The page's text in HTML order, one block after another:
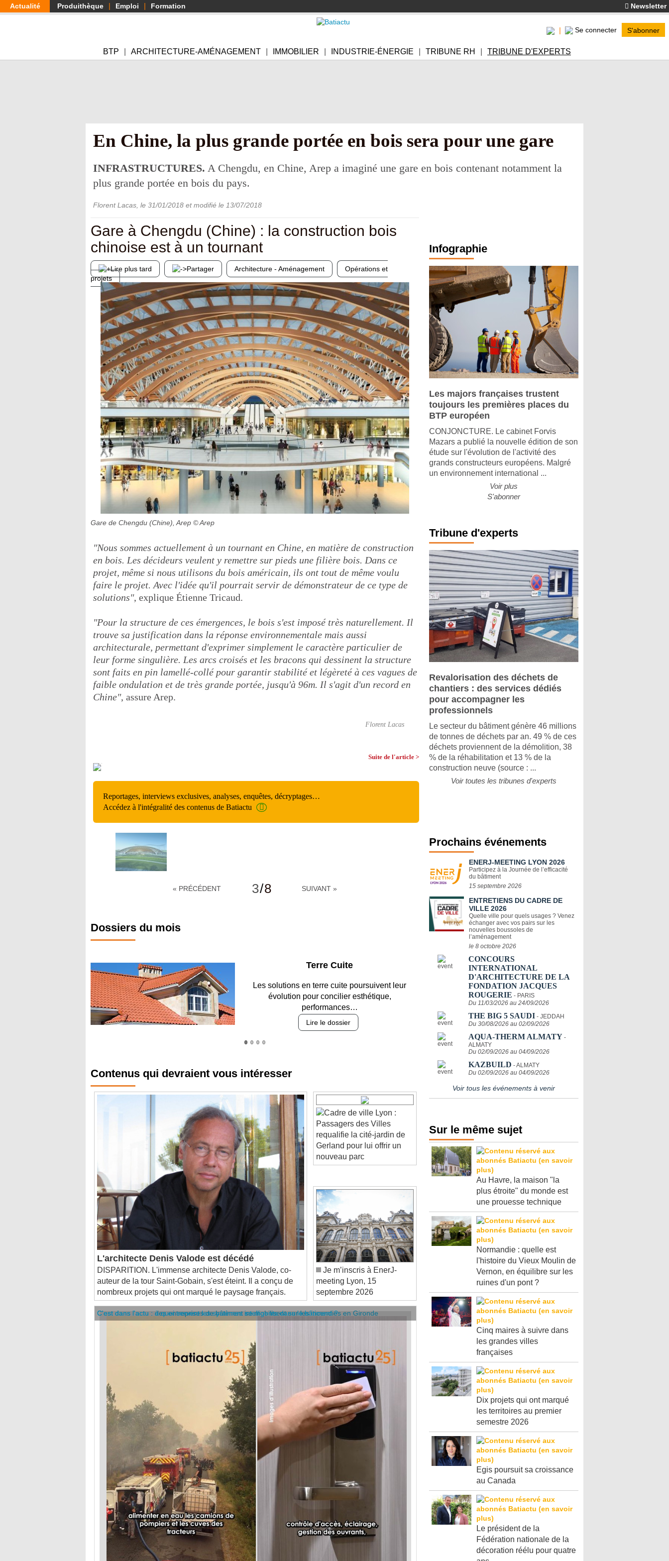
Aller
au
Actualité Produithèque Emploi Formation Newsletter
Se connecter S'abonner
BTP ARCHITECTURE-AMÉNAGEMENT IMMOBILIER INDUSTRIE-ÉNERGIE TRIBUNE RH TRIBUNE D'EXPERTS
En Chine, la plus grande portée en bois sera pour une gare
INFRASTRUCTURES. A Chengdu, en Chine, Arep a imaginé une gare en bois contenant notamment la
plus grande portée en bois du pays.
Florent Lacas , le 31/01/2018 et modifié le 13/07/2018
Gare à Chengdu (Chine) : la construction bois
chinoise est à un tournant
Lire plus tard Partager Architecture - Aménagement
Opérations et
projets
Gare de Chengdu (Chine), Arep © Arep
"Nous sommes actuellement à un tournant en Chine, en matière de construction
en bois. Les décideurs veulent y remettre sur pieds une filière bois. Dans ce
projet, même si nous utilisons du bois américain, ils ont tout de même voulu
faire le projet. Avec l'idée qu'il pourrait servir de démonstrateur de ce type de
solutions", explique Étienne Tricaud.
"Pour la structure de ces émergences, le bois s'est imposé très naturellement. Il
trouve sa justification dans la réponse environnementale mais aussi
architecturale, permettant d'exprimer simplement le caractère particulier de
leur forme singulière. Les arcs croisés et les bracons qui dessinent la structure
sont faits en pin lamellé-collé pour garantir stabilité et légèreté à ces vagues de
faible ondulation et de très grande portée, jusqu'à 96m. Il s'agit d'un record en
Chine", assure Arep.
Florent Lacas
Suite de l'article >
Reportages, interviews exclusives, analyses, enquêtes, décryptages…
Accédez à l'intégralité des contenus de Batiactu
« PRÉCÉDENT 3/8 SUIVANT »
Dossiers du mois
Parking et garages
Entre circulation, sécurisation des accès, durabilité
des revêtements et intégration…
Lire le dossier
L'architecte Denis Valode est décédé
DISPARITION. L'immense architecte Denis Valode, co-
auteur de la tour Saint-Gobain, s'est éteint. Il a conçu de
nombreux projets qui ont marqué le paysage français.
Passagers des Villes
requalifie la cité-jardin de
Gerland pour lui offrir un
nouveau parc
Je m’inscris à EnerJ-
meeting Lyon, 15
septembre 2026
C'est dans l'actu : des entreprises de bâtiment se mobilisent sur les incendies en Gironde
C'est dans l'actu : à quoi servent les systèmes intelligents dans le bâtiment ?
Infographie
Les majors françaises trustent
toujours les premières places du
BTP européen
CONJONCTURE. Le cabinet Forvis
Mazars a publié la nouvelle édition de son
étude sur l'évolution de l'activité des
grands constructeurs européens. Malgré
un environnement international ...
Voir plus
S'abonner
Tribune d'experts
Revalorisation des déchets de
chantiers : des services dédiés
pour accompagner les
professionnels
Le secteur du bâtiment génère 46 millions
de tonnes de déchets par an. 49 % de ces
déchets proviennent de la démolition, 38
% de la réhabilitation et 13 % de la
construction neuve (source : ...
Voir toutes les tribunes d'experts
Prochains événements
ENERJ-MEETING LYON 2026
Participez à la Journée de l’efficacité
du bâtiment
15 septembre 2026
ENTRETIENS DU CADRE DE
VILLE 2026
Quelle ville pour quels usages ? Venez
échanger avec vos pairs sur les
nouvelles boussoles de
l’aménagement
le 8 octobre 2026
CONCOURS
INTERNATIONAL
D'ARCHITECTURE DE LA
FONDATION JACQUES
ROUGERIE - PARIS
Du 11/03/2026 au 24/09/2026
THE BIG 5 SAUDI - JEDDAH
Du 30/08/2026 au 02/09/2026
AQUA-THERM ALMATY -
ALMATY
Du 02/09/2026 au 04/09/2026
KAZBUILD - ALMATY
Du 02/09/2026 au 04/09/2026
Voir tous les événements à venir
Sur le même sujet
Au Havre, la maison "la
plus étroite" du monde est
une prouesse technique
Normandie : quelle est
l'histoire du Vieux Moulin de
Vernon, en équilibre sur les
ruines d'un pont ?
Cinq maires à suivre dans
les grandes villes
françaises
Dix projets qui ont marqué
les territoires au premier
semestre 2026
Egis poursuit sa croissance
au Canada
Le président de la
Fédération nationale de la
décoration réélu pour quatre